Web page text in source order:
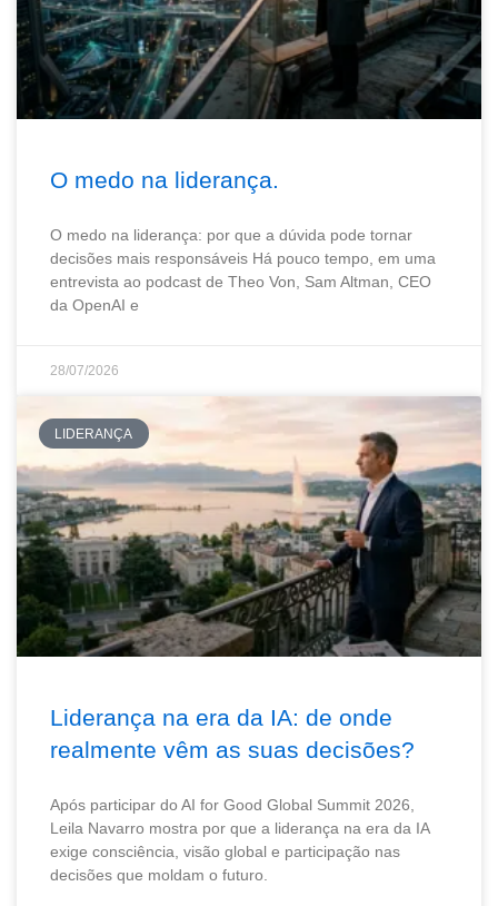
O medo na liderança.
O medo na liderança: por que a dúvida pode tornar
decisões mais responsáveis Há pouco tempo, em uma
entrevista ao podcast de Theo Von, Sam Altman, CEO
da OpenAI e
28/07/2026
LIDERANÇA
Liderança na era da IA: de onde
realmente vêm as suas decisões?
Após participar do AI for Good Global Summit 2026,
Leila Navarro mostra por que a liderança na era da IA
exige consciência, visão global e participação nas
decisões que moldam o futuro.